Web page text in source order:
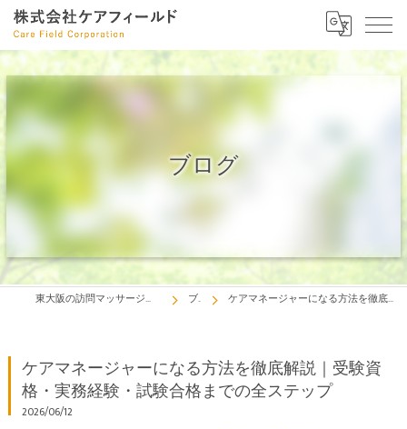
ブログ
東大阪の訪問マッサージとデイサービスは株式会社ケアフィールド ブログ ケアマネージャーになる方法を徹底解説｜受験資格・実務経験・試験合格までの全ステップ
ケアマネージャーになる方法を徹底解説｜受験資
格・実務経験・試験合格までの全ステップ
2026/06/12